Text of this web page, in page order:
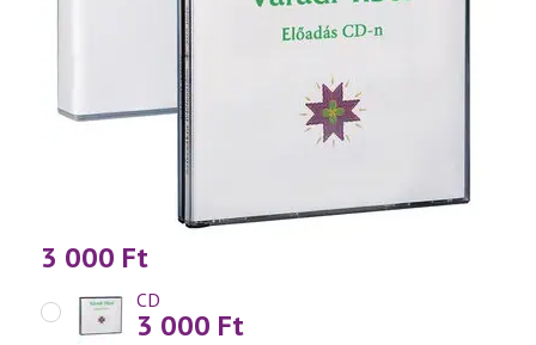
3 000 Ft
CD
3 000 Ft